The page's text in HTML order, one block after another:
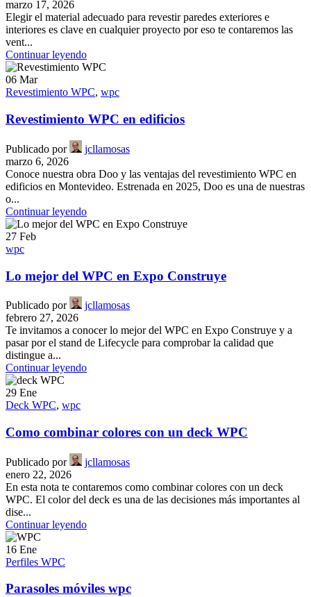
marzo 17, 2026
Elegir el material adecuado para revestir paredes exteriores e
interiores es clave en cualquier proyecto por eso te contaremos las
vent...
Continuar leyendo
06 Mar
Revestimiento WPC, wpc
Revestimiento WPC en edificios
Publicado por
jcllamosas
marzo 6, 2026
Conoce nuestra obra Doo y las ventajas del revestimiento WPC en
edificios en Montevideo. Estrenada en 2025, Doo es una de nuestras
o...
Continuar leyendo
27 Feb
wpc
Lo mejor del WPC en Expo Construye
Publicado por
jcllamosas
febrero 27, 2026
Te invitamos a conocer lo mejor del WPC en Expo Construye y a
pasar por el stand de Lifecycle para comprobar la calidad que
distingue a...
Continuar leyendo
29 Ene
Deck WPC, wpc
Como combinar colores con un deck WPC
Publicado por
jcllamosas
enero 22, 2026
En esta nota te contaremos como combinar colores con un deck
WPC. El color del deck es una de las decisiones más importantes al
dise...
Continuar leyendo
16 Ene
Perfiles WPC
Parasoles móviles wpc